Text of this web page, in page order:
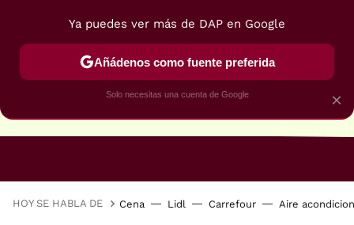
HOY SE HABLA DE Cena Lidl Carrefour Aire
×
Ya puedes ver más de DAP en Google
Añádenos como fuente preferida
Solo necesitas una cuenta de Google